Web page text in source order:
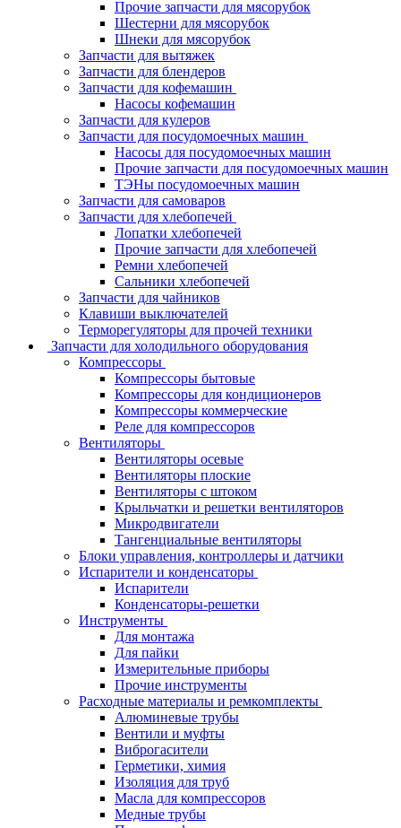
Прочие запчасти для мясорубок
Шестерни для мясорубок
Шнеки для мясорубок
Запчасти для вытяжек
Запчасти для блендеров
Запчасти для кофемашин
Насосы кофемашин
Запчасти для кулеров
Запчасти для посудомоечных машин
Насосы для посудомоечных машин
Прочие запчасти для посудомоечных машин
ТЭНы посудомоечных машин
Запчасти для самоваров
Запчасти для хлебопечей
Лопатки хлебопечей
Прочие запчасти для хлебопечей
Ремни хлебопечей
Сальники хлебопечей
Запчасти для чайников
Клавиши выключателей
Терморегуляторы для прочей техники
Запчасти для холодильного оборудования
Компрессоры
Компрессоры бытовые
Компрессоры для кондиционеров
Компрессоры коммерческие
Реле для компрессоров
Вентиляторы
Вентиляторы осевые
Вентиляторы плоские
Вентиляторы с штоком
Крыльчатки и решетки вентиляторов
Микродвигатели
Тангенциальные вентиляторы
Блоки управления, контроллеры и датчики
Испарители и конденсаторы
Испарители
Конденсаторы-решетки
Инструменты
Для монтажа
Для пайки
Измерительные приборы
Прочие инструменты
Расходные материалы и ремкомплекты
Алюминевые трубы
Вентили и муфты
Виброгасители
Герметики, химия
Изоляция для труб
Масла для компрессоров
Медные трубы